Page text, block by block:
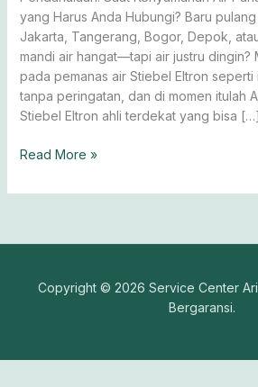
yang Harus Anda Hubungi? Baru
Jakarta, Tangerang, Bogor, Depok,
mandi air hangat—tapi air justru dingin?
pada pemanas air Stiebel Eltron seperti
tanpa peringatan, dan di momen itulah
Stiebel Eltron ahli terdekat yang bisa […]
Read More »
Copyright © 2026 Service Center
Bergaransi.